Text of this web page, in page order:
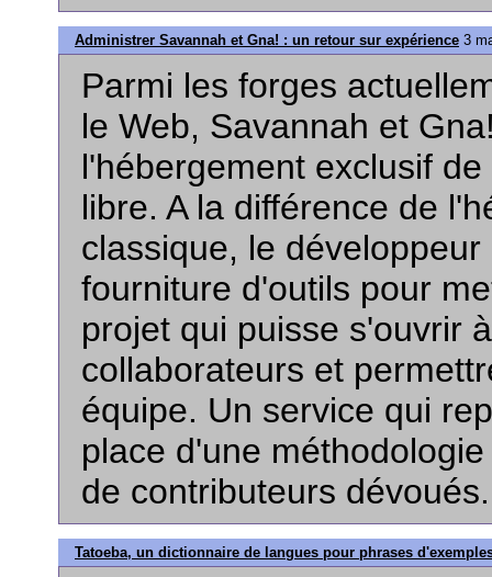
Administrer Savannah et Gna! : un retour sur expérience 3
Parmi les forges
le Web, Savannah et
l'hébergement exclusif
libre. A la différence de
classique, le
fourniture d'outils pour
projet qui puisse s'ouvrir
collaborateurs et
équipe. Un service qui
place d'une
de contributeurs
Tatoeba, un dictionnaire de langues pour phrases